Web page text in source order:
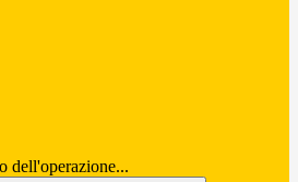
dell'operazione...